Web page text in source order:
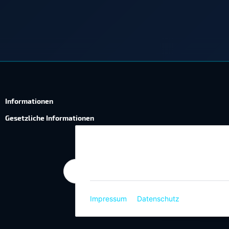
Impressum Datenschutz
Informationen
Gesetzliche Informationen